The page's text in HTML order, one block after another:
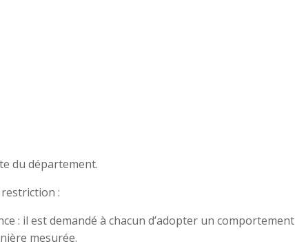
du département.
:
: il est demandé à chacun d’adopter un comportement
mesurée.